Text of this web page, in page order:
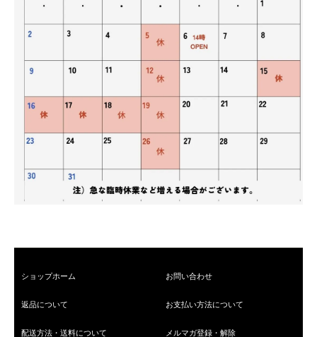
ショップホーム お問い合わせ
返品について お支払い方法について
配送方法・送料について メルマガ登録・解除